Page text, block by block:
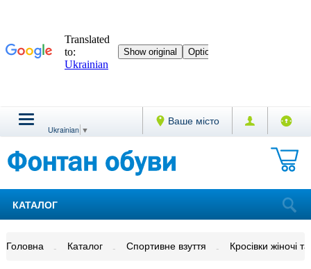
Ваше місто
Ukrainian ▼
КАТАЛОГ
Головна Каталог Спортивне взуття Кросівки жіночі та